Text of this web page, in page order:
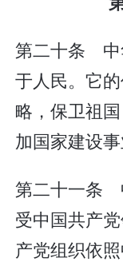
第二十条 中
于人民。它
略，保卫祖
加国家建设
第二十一条
受中国共产
产党组织依